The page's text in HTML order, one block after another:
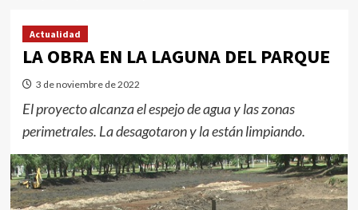
Actualidad
LA OBRA EN LA LAGUNA DEL PARQUE
3 de noviembre de 2022
El proyecto alcanza el espejo de agua y las zonas
perimetrales. La desagotaron y la están limpiando.